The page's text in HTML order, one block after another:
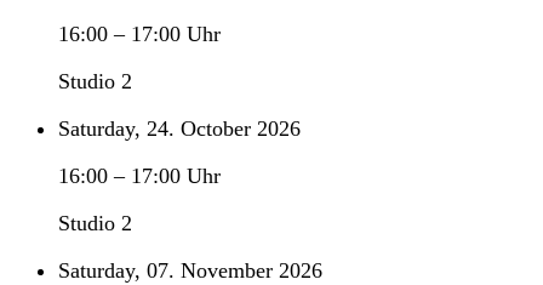
16:00 – 17:00 Uhr
Studio 2
Saturday, 24. October 2026
16:00 – 17:00 Uhr
Studio 2
Saturday, 07. November 2026